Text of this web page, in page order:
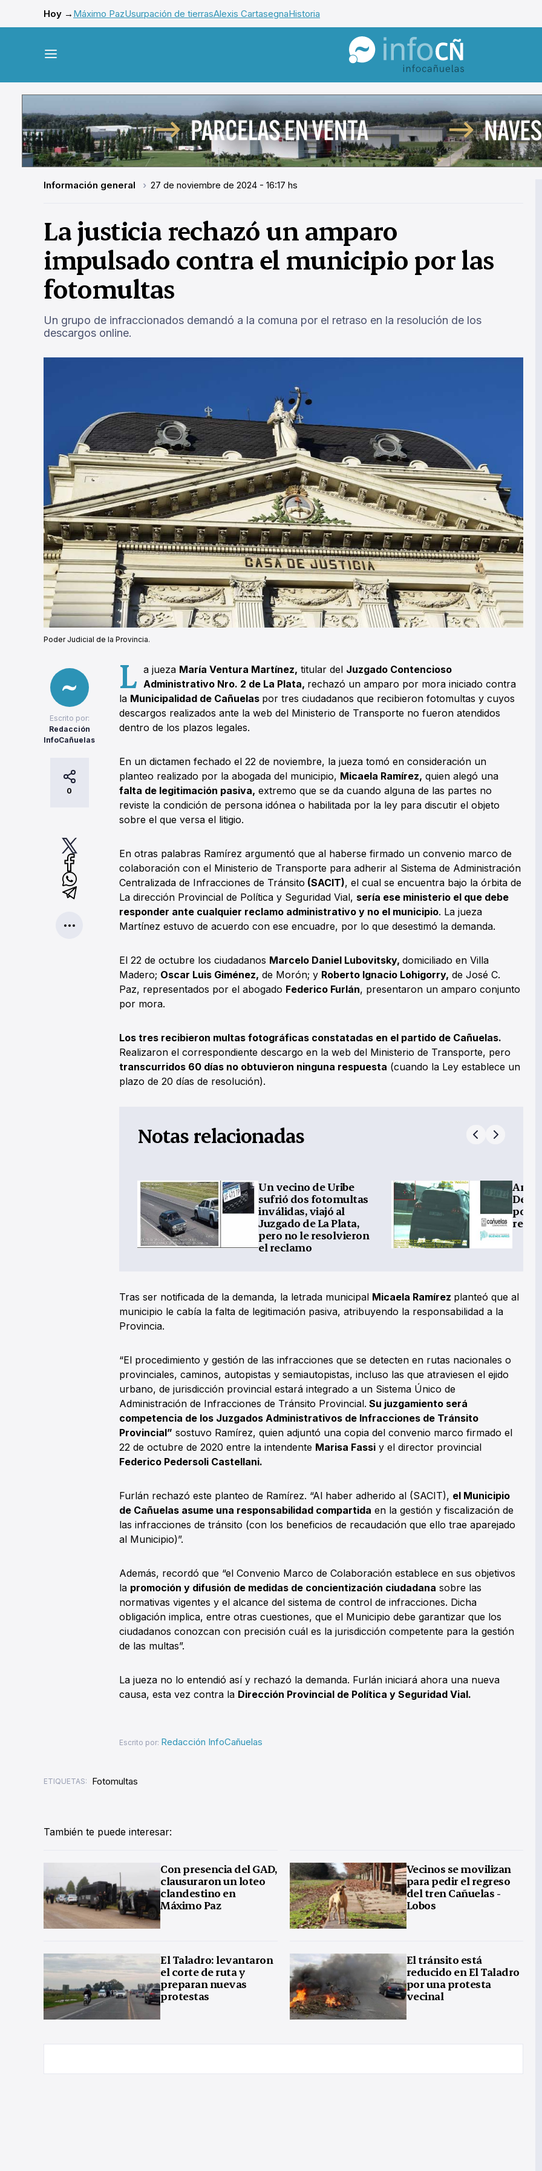
Hoy → Máximo PazUsurpación de tierrasAlexis CartasegnaHistoria
InfoCañuelas
Información general 27 de noviembre de 2024 - 16:17 hs
La justicia rechazó un amparo
impulsado contra el municipio por las
fotomultas
Un grupo de infraccionados demandó a la comuna por el retraso en la resolución de los
descargos online.
Poder Judicial de la Provincia.
Escrito por:
Redacción
InfoCañuelas
0
L a jueza María Ventura Martínez, titular del Juzgado Contencioso
Administrativo Nro. 2 de La Plata, rechazó un amparo por mora iniciado contra
la Municipalidad de Cañuelas por tres ciudadanos que recibieron fotomultas y cuyos
descargos realizados ante la web del Ministerio de Transporte no fueron atendidos
dentro de los plazos legales.
En un dictamen fechado el 22 de noviembre, la jueza tomó en consideración un
planteo realizado por la abogada del municipio, Micaela Ramírez, quien alegó una
falta de legitimación pasiva, extremo que se da cuando alguna de las partes no
reviste la condición de persona idónea o habilitada por la ley para discutir el objeto
sobre el que versa el litigio.
En otras palabras Ramírez argumentó que al haberse firmado un convenio marco de
colaboración con el Ministerio de Transporte para adherir al Sistema de Administración
Centralizada de Infracciones de Tránsito (SACIT), el cual se encuentra bajo la órbita de
La dirección Provincial de Política y Seguridad Vial, sería ese ministerio el que debe
responder ante cualquier reclamo administrativo y no el municipio. La jueza
Martínez estuvo de acuerdo con ese encuadre, por lo que desestimó la demanda.
El 22 de octubre los ciudadanos Marcelo Daniel Lubovitsky, domiciliado en Villa
Madero; Oscar Luis Giménez, de Morón; y Roberto Ignacio Lohigorry, de José C.
Paz, representados por el abogado Federico Furlán, presentaron un amparo conjunto
por mora.
Los tres recibieron multas fotográficas constatadas en el partido de Cañuelas.
Realizaron el correspondiente descargo en la web del Ministerio de Transporte, pero
transcurridos 60 días no obtuvieron ninguna respuesta (cuando la Ley establece un
plazo de 20 días de resolución).
Notas relacionadas
Un vecino de Uribe
sufrió dos fotomultas
inválidas, viajó al
Juzgado de La Plata,
pero no le resolvieron
el reclamo
por
Tras ser notificada de la demanda, la letrada municipal Micaela Ramírez planteó que al
municipio le cabía la falta de legitimación pasiva, atribuyendo la responsabilidad a la
Provincia.
“El procedimiento y gestión de las infracciones que se detecten en rutas nacionales o
provinciales, caminos, autopistas y semiautopistas, incluso las que atraviesen el ejido
urbano, de jurisdicción provincial estará integrado a un Sistema Único de
Administración de Infracciones de Tránsito Provincial. Su juzgamiento será
competencia de los Juzgados Administrativos de Infracciones de Tránsito
Provincial” sostuvo Ramírez, quien adjuntó una copia del convenio marco firmado el
22 de octubre de 2020 entre la intendente Marisa Fassi y el director provincial
Federico Pedersoli Castellani.
Furlán rechazó este planteo de Ramírez. “Al haber adherido al (SACIT), el Municipio
de Cañuelas asume una responsabilidad compartida en la gestión y fiscalización de
las infracciones de tránsito (con los beneficios de recaudación que ello trae aparejado
al Municipio)”.
Además, recordó que “el Convenio Marco de Colaboración establece en sus objetivos
la promoción y difusión de medidas de concientización ciudadana sobre las
normativas vigentes y el alcance del sistema de control de infracciones. Dicha
obligación implica, entre otras cuestiones, que el Municipio debe garantizar que los
ciudadanos conozcan con precisión cuál es la jurisdicción competente para la gestión
de las multas”.
La jueza no lo entendió así y rechazó la demanda. Furlán iniciará ahora una nueva
causa, esta vez contra la Dirección Provincial de Política y Seguridad Vial.
Escrito por: Redacción InfoCañuelas
ETIQUETAS: Fotomultas
También te puede interesar:
Con presencia del GAD,
clausuraron un loteo
clandestino en
Máximo Paz
Vecinos se movilizan
para pedir el regreso
del tren Cañuelas -
Lobos
El Taladro: levantaron
el corte de ruta y
preparan nuevas
protestas
El tránsito está
reducido en El Taladro
por una protesta
vecinal